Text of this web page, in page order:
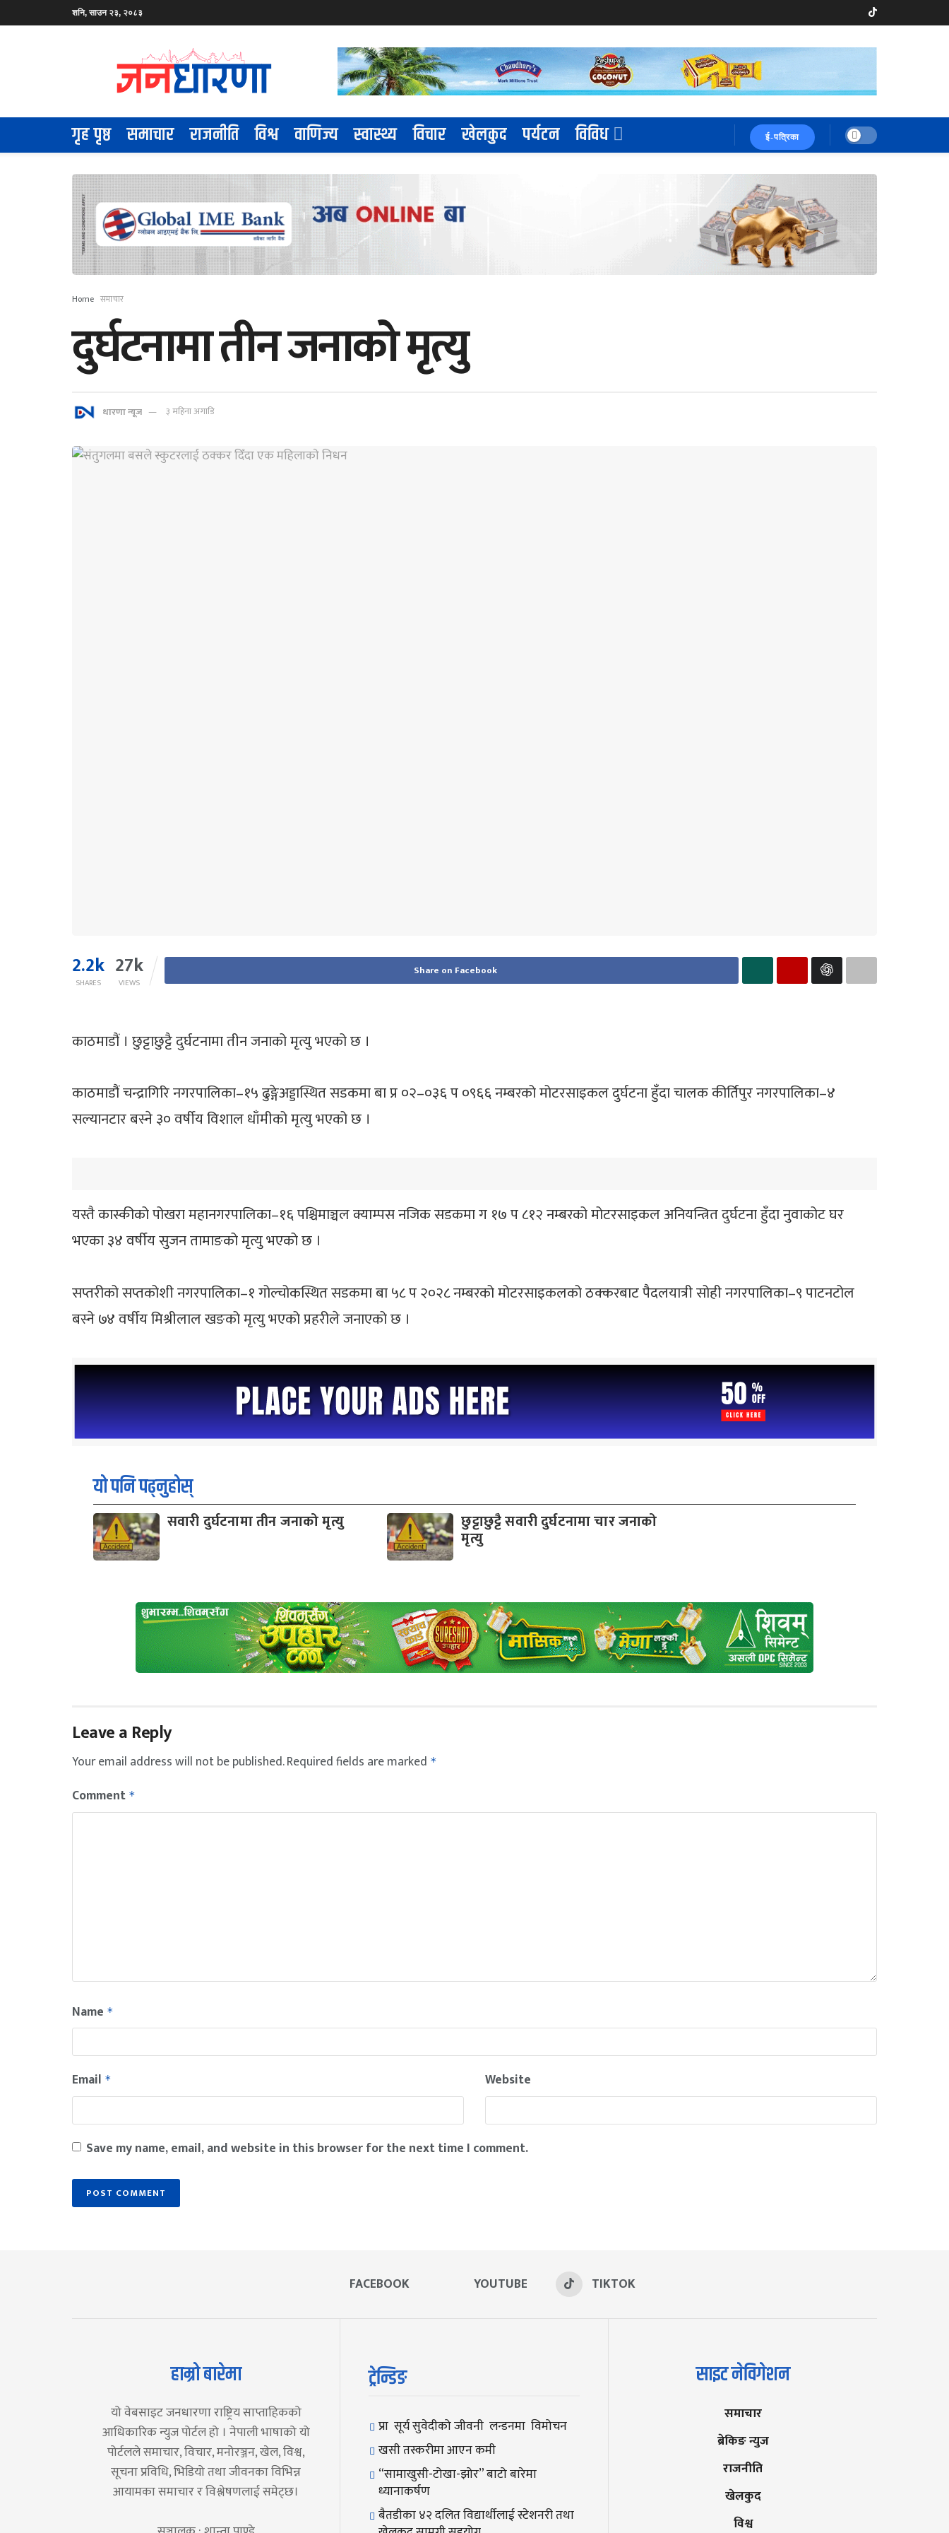
शनि, साउन २३, २०८३
गृह पृष्ठ समाचार राजनीति विश्व वाणिज्य स्वास्थ्य विचार खेलकुद पर्यटन विविध ई-पत्रिका
Home समाचार
दुर्घटनामा तीन जनाको मृत्यु
धारणा न्यूज ३ महिना अगाडि
2.2k
SHARES
27k
VIEWS
Share on Facebook
काठमाडौं । छुट्टाछुट्टै दुर्घटनामा तीन जनाको मृत्यु भएको छ ।
काठमाडौं चन्द्रागिरि नगरपालिका–१५ ढुङ्गेअड्डास्थित सडकमा बा प्र ०२–०३६ प ०९६६ नम्बरको मोटरसाइकल दुर्घटना हुँदा चालक कीर्तिपुर नगरपालिका–४
सल्यानटार बस्ने ३० वर्षीय विशाल धाँमीको मृत्यु भएको छ ।
यस्तै कास्कीको पोखरा महानगरपालिका–१६ पश्चिमाञ्चल क्याम्पस नजिक सडकमा ग १७ प ८१२ नम्बरको मोटरसाइकल अनियन्त्रित दुर्घटना हुँदा नुवाकोट घर
भएका ३४ वर्षीय सुजन तामाङको मृत्यु भएको छ ।
सप्तरीको सप्तकोशी नगरपालिका–१ गोल्चोकस्थित सडकमा बा ५८ प २०२८ नम्बरको मोटरसाइकलको ठक्करबाट पैदलयात्री सोही नगरपालिका–९ पाटनटोल
बस्ने ७४ वर्षीय मिश्रीलाल खङको मृत्यु भएको प्रहरीले जनाएको छ ।
यो पनि पढ्नुहोस्
सवारी दुर्घटनामा तीन जनाको मृत्यु छुट्टाछुट्टै सवारी दुर्घटनामा चार जनाको
मृत्यु
Leave a Reply
Your email address will not be published.Required fields are marked *
Comment *
Name *
Email * Website
Save my name, email, and website in this browser for the next time I comment.
FACEBOOK YOUTUBE TIKTOK
हाम्रो बारेमा
यो वेबसाइट जनधारणा राष्ट्रिय साप्ताहिकको
आधिकारिक न्युज पोर्टल हो । नेपाली भाषाको यो
पोर्टलले समाचार, विचार, मनोरञ्जन, खेल, विश्व,
सूचना प्रविधि, भिडियो तथा जीवनका विभिन्न
आयामका समाचार र विश्लेषणलाई समेट्छ।
ट्रेन्डिङ
प्रा सूर्य सुवेदीको जीवनी लन्डनमा विमोचन
खसी तस्करीमा आएन कमी
“सामाखुसी-टोखा-झोर” बाटो बारेमा
ध्यानाकर्षण
बैतडीका ४२ दलित विद्यार्थीलाई स्टेशनरी तथा
साइट नेविगेशन
समाचार
ब्रेकिङ न्युज
राजनीति
खेलकुद
विश्व